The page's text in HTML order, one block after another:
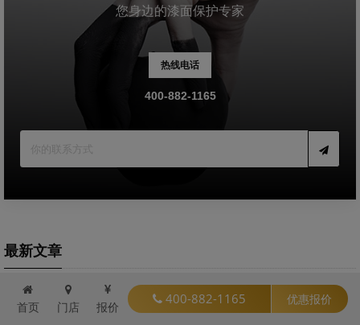
您身边的漆面保护专家
热线电话
400-882-1165
最新文章
2026-07-30
首页 门店 报价
400-882-1165 优惠报价